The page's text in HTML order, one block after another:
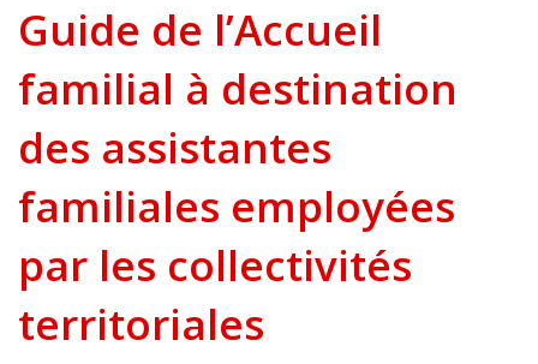
Guide de l’Accueil
familial à destination
des assistantes
familiales employées
par les collectivités
territoriales